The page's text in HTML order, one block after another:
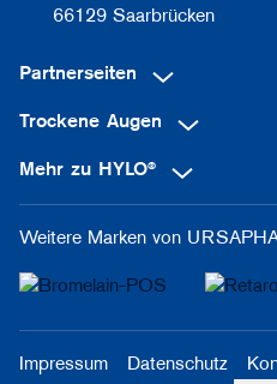
66129 Saarbrücken
Partnerseiten
Trockene Augen
Mehr zu HYLO®
Weitere Marken von
Impressum Datenschutz